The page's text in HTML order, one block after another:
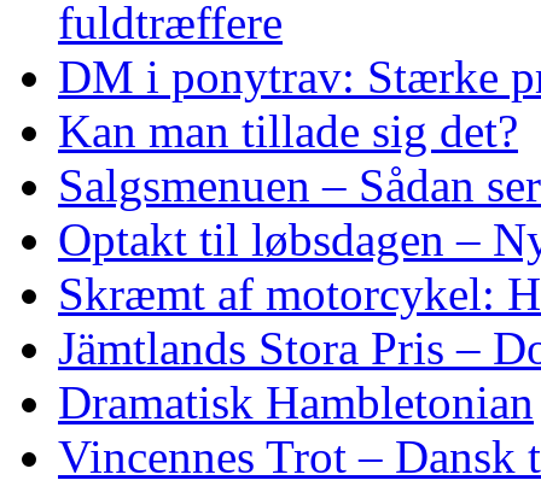
fuldtræffere
DM i ponytrav: Stærke
Kan man tillade sig det?
Salgsmenuen – Sådan
Optakt til løbsdagen –
Skræmt af motorcykel:
Jämtlands Stora Pris –
Dramatisk Hambletonian
Vincennes Trot –